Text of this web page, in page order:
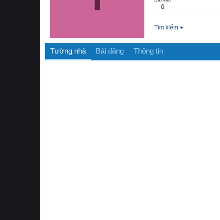
0
Tìm kiếm
Tường nhà Bài đăng Thông tin